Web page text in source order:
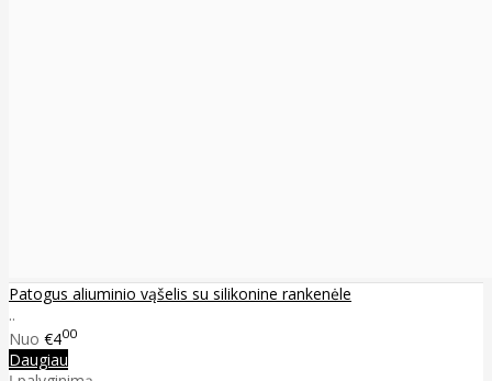
Patogus aliuminio vąšelis su silikonine rankenėle
..
Nuo €400
Daugiau